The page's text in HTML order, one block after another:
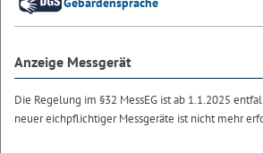
Anzeige Messgerät
Die Regelung im §32 MessEG ist ab 1.1.2025
neuer eichpflichtiger Messgeräte ist nicht mehr